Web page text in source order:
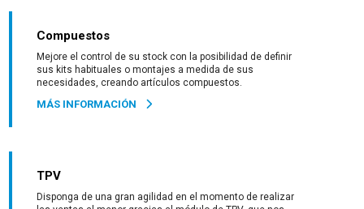
Compuestos
Mejore el control de su stock con la posibilidad de definir
sus kits habituales o montajes a medida de sus
necesidades, creando artículos compuestos.
MÁS INFORMACIÓN
TPV
Disponga de una gran agilidad en el momento de realizar